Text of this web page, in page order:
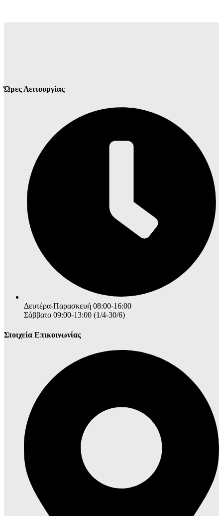
Ώρες Λειτουργίας
Δευτέρα-Παρασκευή 08:00-16:00
Σάββατο 09:00-13:00 (1/4-30/6)
Στοιχεία Επικοινωνίας